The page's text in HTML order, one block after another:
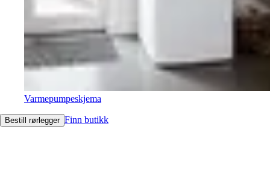
Varmepumpeskjema
Bestill rørlegger Finn butikk